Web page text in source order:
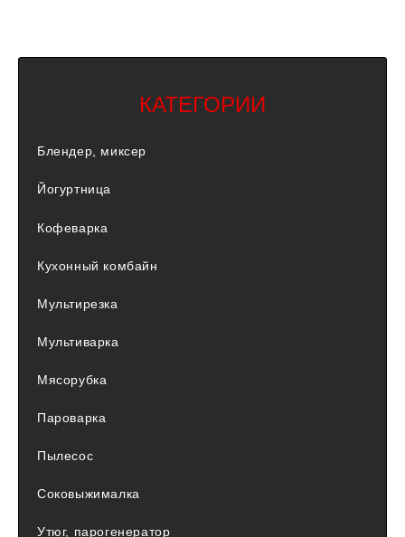
КАТЕГОРИИ
Блендер, миксер
Йогуртница
Кофеварка
Кухонный комбайн
Мультирезка
Мультиварка
Мясорубка
Пароварка
Пылесос
Соковыжималка
Утюг, парогенератор